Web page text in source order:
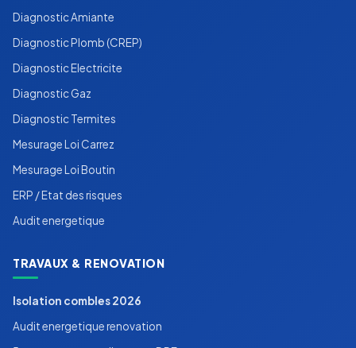
Diagnostic Amiante
Diagnostic Plomb (CREP)
Diagnostic Electricite
Diagnostic Gaz
Diagnostic Termites
Mesurage Loi Carrez
Mesurage Loi Boutin
ERP / Etat des risques
Audit energetique
TRAVAUX & RENOVATION
Isolation combles 2026
Audit energetique renovation